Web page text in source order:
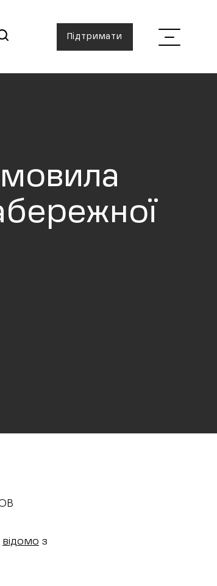
Підтримати
відомо з